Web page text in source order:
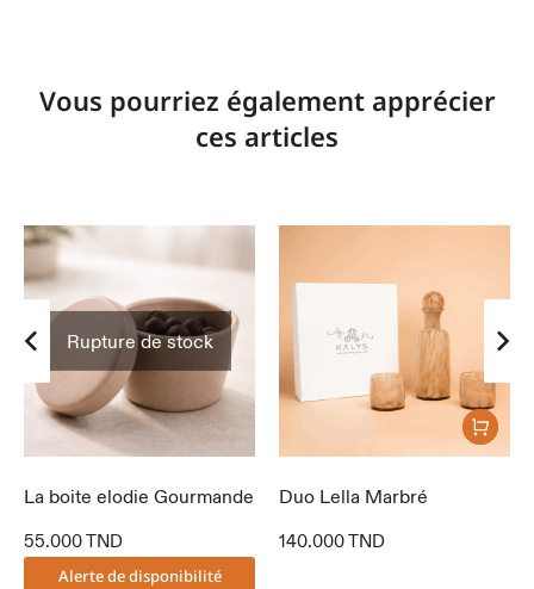
Vous pourriez également apprécier
ces articles
Rupture de stock
La boite elodie Gourmande
55.000TND
Alerte de disponibilité
Duo Lella Marbré
140.000TND